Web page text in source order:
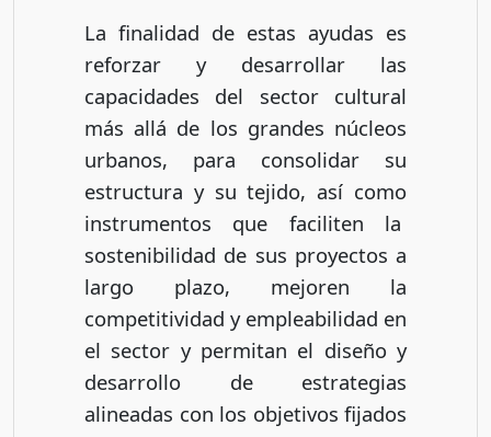
La finalidad de estas ayudas es
reforzar y desarrollar las
capacidades del sector cultural
más allá de los grandes núcleos
urbanos, para consolidar su
estructura y su tejido, así como
instrumentos que faciliten la
sostenibilidad de sus proyectos a
largo plazo, mejoren la
competitividad y empleabilidad en
el sector y permitan el diseño y
desarrollo de estrategias
alineadas con los objetivos fijados